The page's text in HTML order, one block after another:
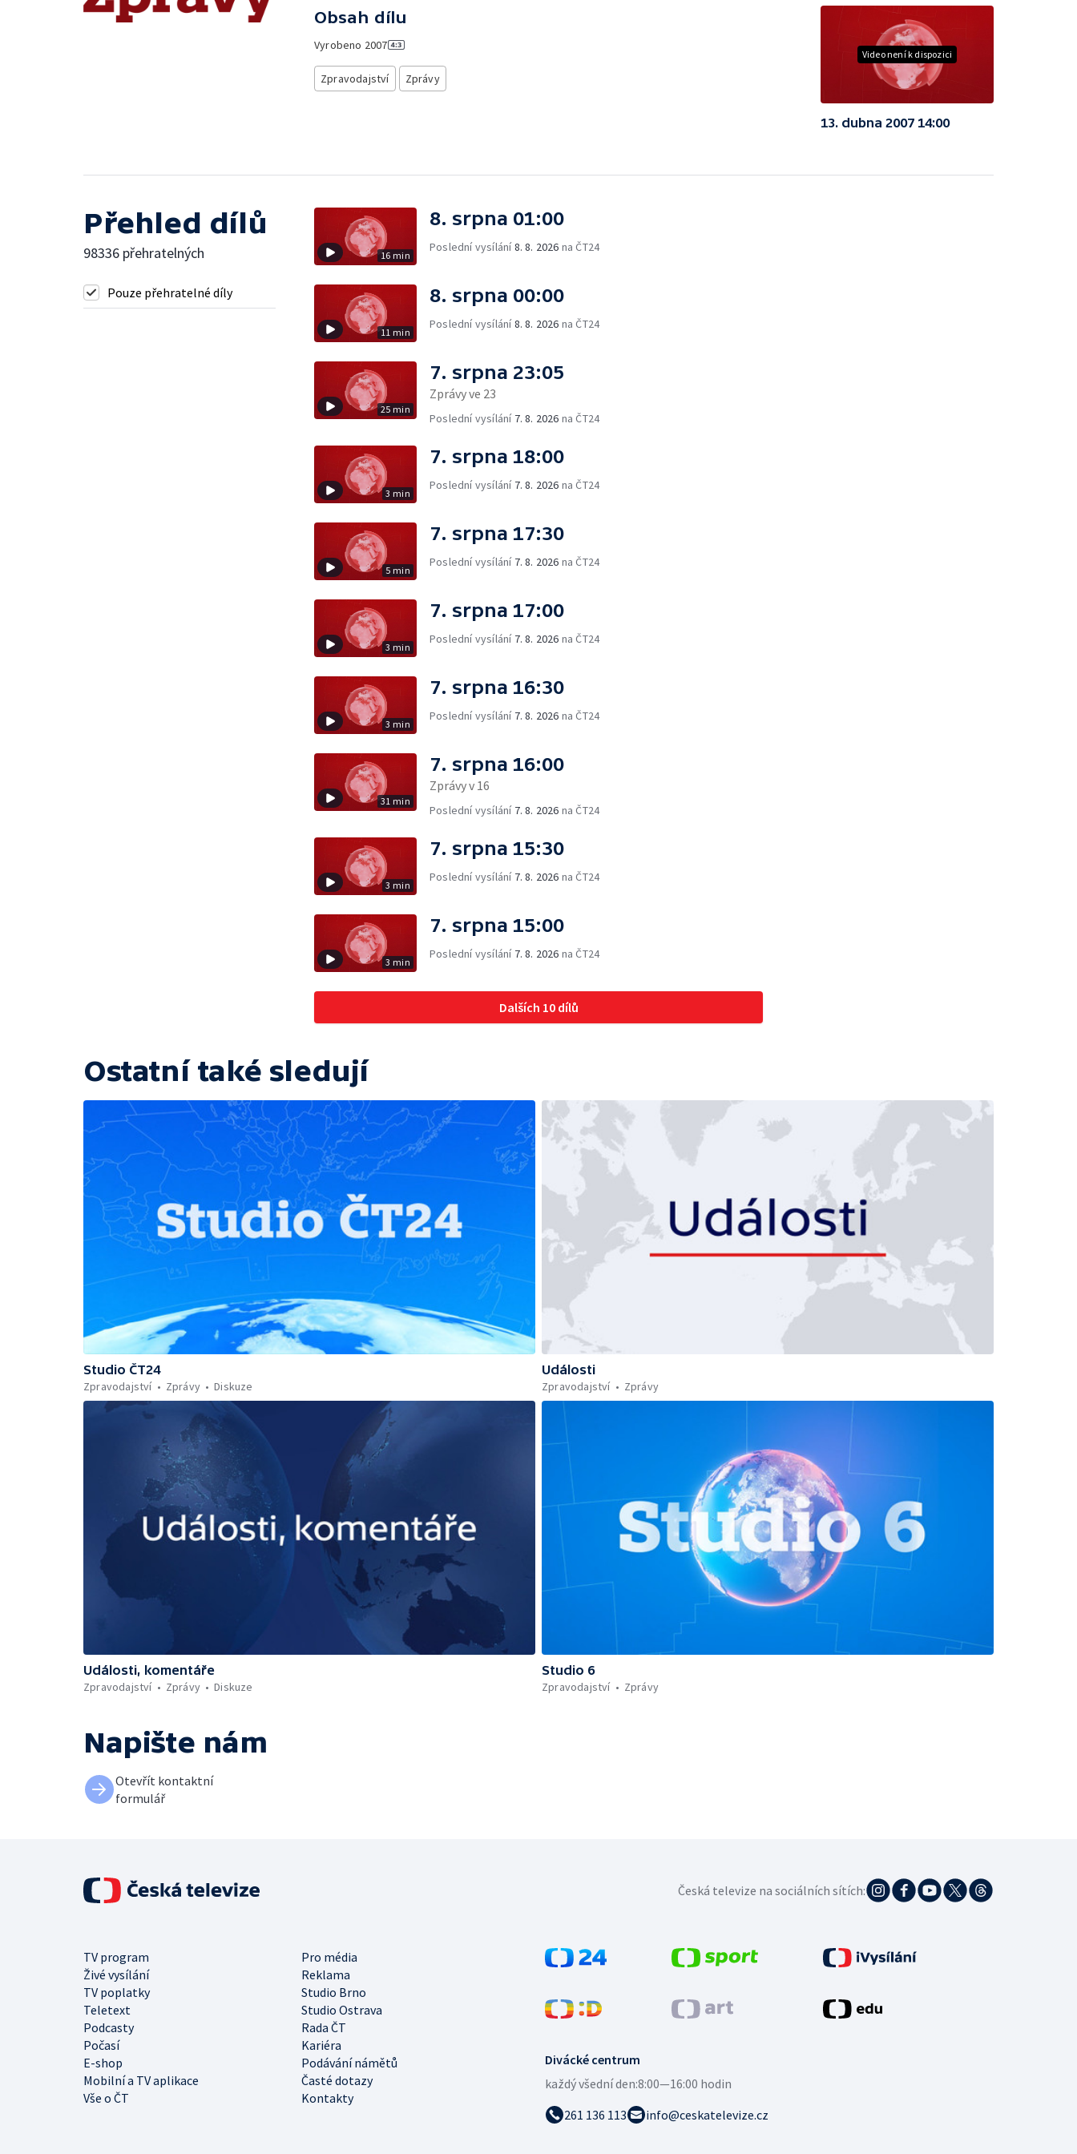
Obsah dílu
Vyrobeno 2007
Zpravodajství Zprávy
Video není k dispozici
13. dubna 2007 14:00
Přehled dílů
98336 přehratelných
Pouze přehratelné díly
16 min
8. srpna 01:00
Poslední vysílání8. 8. 2026 na ČT24
11 min
8. srpna 00:00
Poslední vysílání8. 8. 2026 na ČT24
25 min
7. srpna 23:05
Zprávy ve 23
Poslední vysílání 7. 8. 2026 na ČT24
3 min
7. srpna 18:00
Poslední vysílání 7. 8. 2026 na ČT24
5 min
7. srpna 17:30
Poslední vysílání 7. 8. 2026 na ČT24
3 min
7. srpna 17:00
Poslední vysílání 7. 8. 2026 na ČT24
3 min
7. srpna 16:30
Poslední vysílání 7. 8. 2026 na ČT24
31 min
7. srpna 16:00
Zprávy v 16
Poslední vysílání 7. 8. 2026 na ČT24
3 min
7. srpna 15:30
Poslední vysílání 7. 8. 2026 na ČT24
3 min
7. srpna 15:00
Poslední vysílání 7. 8. 2026 na ČT24
Dalších 10 dílů
Ostatní také sledují
Studio ČT24
Zpravodajství
Zprávy Diskuze
Události
Zpravodajství
Zprávy
Události, komentáře
Zpravodajství
Zprávy Diskuze
Studio 6
Zpravodajství
Zprávy
Napište nám
Otevřít kontaktní
formulář
Divácké centrum
každý všední den:8:00—16:00 hodin
261 136 113
info@ceskatelevize.cz
TV program
Pro média
Živé vysílání
Reklama
TV poplatky
Studio Brno
Teletext
Studio Ostrava
Podcasty
Rada ČT
Počasí
Kariéra
E-shop
Podávání námětů
Mobilní a TV aplikace
Časté dotazy
Vše o ČT
Kontakty
Česká televize na sociálních sítích: